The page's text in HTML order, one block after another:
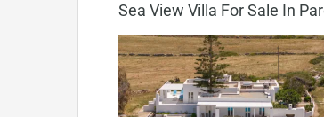
Sea View Villa For Sale In